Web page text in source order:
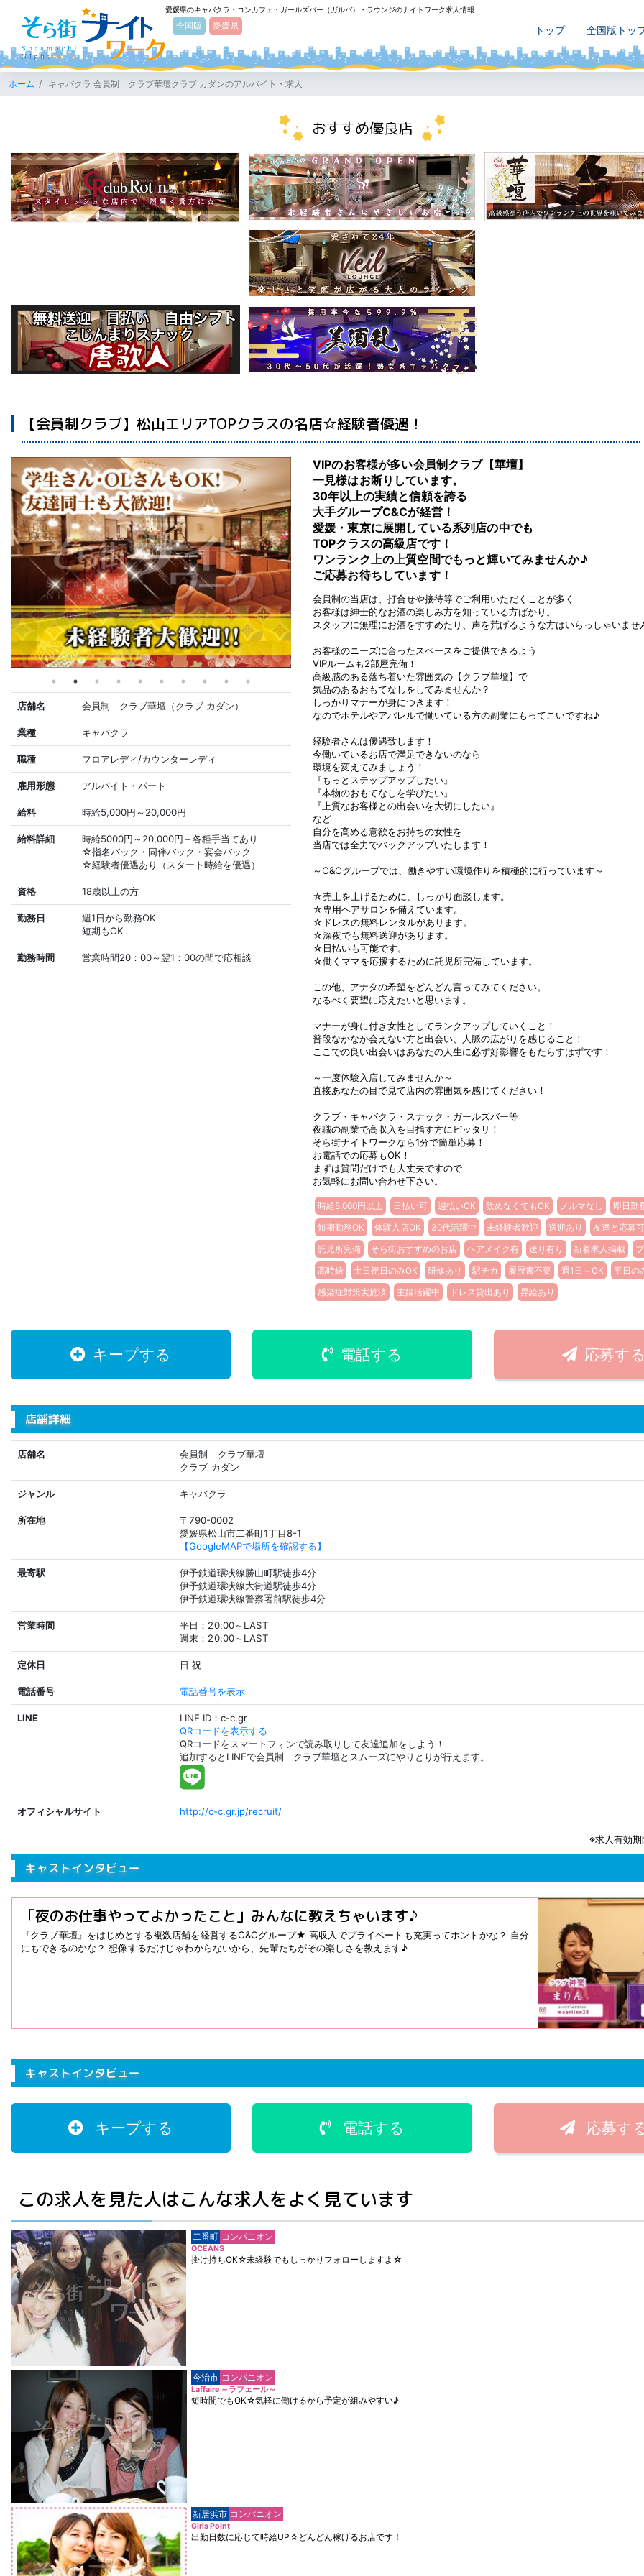
そら街ナイトワーク
愛媛県のキャバクラ・コンカフェ・ガールズバー（ガルバ）・ラウンジのナイトワーク求人情報
全国版 愛媛県 トップ 全国版トッ
ホーム キャバクラ 会員制 クラブ華壇クラブ カダンのアルバイト・求人
おすすめ優良店
【会員制クラブ】松山エリアTOPクラスの名店☆経験者優遇！
店舗名 会員制 クラブ華壇（クラブ カダン）
業種 キャバクラ
職種 フロアレディ/カウンターレディ
雇用形態 アルバイト・パート
給料 時給5,000円～20,000円
給料詳細
時給5000円～20,000円＋各種手当てあり
☆指名バック・同伴バック・宴会バック
☆経験者優遇あり（スタート時給を優遇）
資格 18歳以上の方
勤務日
週1日から勤務OK
短期もOK
勤務時間 営業時間20：00～翌1：00の間で応相談
VIPのお客様が多い会員制クラブ【華壇】
一見様はお断りしています。
30年以上の実績と信頼を誇る
大手グループC&Cが経営！
愛媛・東京に展開している系列店の中でも
TOPクラスの高級店です！
ワンランク上の上質空間でもっと輝いてみませんか♪
ご応募お待ちしています！
会員制の当店は、打合せや接待等でご利用いただくことが多く
お客様は紳士的なお酒の楽しみ方を知っている方ばかり。
スタッフに無理にお酒をすすめたり、声を荒げるような方はいらっしゃいませ
お客様のニーズに合ったスペースをご提供できるよう
VIPルームも2部屋完備！
高級感のある落ち着いた雰囲気の【クラブ華壇】で
気品のあるおもてなしをしてみませんか？
しっかりマナーが身につきます！
なのでホテルやアパレルで働いている方の副業にもってこいですね♪
経験者さんは優遇致します！
今働いているお店で満足できないのなら
環境を変えてみましょう！
『もっとステップアップしたい』
『本物のおもてなしを学びたい』
『上質なお客様との出会いを大切にしたい』
など
自分を高める意欲をお持ちの女性を
当店では全力でバックアップいたします！
～C&Cグループでは、働きやすい環境作りを積極的に行っています～
☆売上を上げるために、しっかり面談します。
☆専用ヘアサロンを備えています。
☆ドレスの無料レンタルがあります。
☆深夜でも無料送迎があります。
☆日払いも可能です。
☆働くママを応援するために託児所完備しています。
この他、アナタの希望をどんどん言ってみてください。
なるべく要望に応えたいと思います。
マナーが身に付き女性としてランクアップしていくこと！
普段なかなか会えない方と出会い、人脈の広がりを感じること！
ここでの良い出会いはあなたの人生に必ず好影響をもたらすはずです！
～一度体験入店してみませんか～
直接あなたの目で見て店内の雰囲気を感じてください！
クラブ・キャバクラ・スナック・ガールズバー等
夜職の副業で高収入を目指す方にピッタリ！
そら街ナイトワークなら1分で簡単応募！
お電話での応募もOK！
まずは質問だけでも大丈夫ですので
お気軽にお問い合わせ下さい。
時給5,000円以上 日払い可 週払いOK 飲めなくてもOK ノルマなし
即日勤
短期勤務OK
体験入店OK 30代活躍中 未経験者歓迎 送迎あり
友達と応募可
託児所完備
そら街おすすめのお店 ヘアメイク有 送り有り 新着求人掲載
高時給
土日祝日のみOK 研修あり 駅チカ 履歴書不要 週1日～OK
平日の
感染症対策実施済
主婦活躍中 ドレス貸出あり 昇給あり
キープする 電話する 応募す
店舗詳細
店舗名
会員制 クラブ華壇
クラブ カダン
ジャンル キャバクラ
所在地
〒790-0002
愛媛県松山市二番町1丁目8-1
【GoogleMAPで場所を確認する】
最寄駅
伊予鉄道環状線勝山町駅徒歩4分
伊予鉄道環状線大街道駅徒歩4分
伊予鉄道環状線警察署前駅徒歩4分
営業時間
平日：20:00～LAST
週末：20:00～LAST
定休日 日 祝
電話番号 電話番号を表示
LINE
LINE ID：c-c.gr
QRコードを表示する
QRコードをスマートフォンで読み取りして友達追加をしよう！
追加するとLINEで会員制 クラブ華壇とスムーズにやりとりが行えます。
オフィシャルサイト http://c-c.gr.jp/recruit/
※求人有効
キャストインタビュー
「夜のお仕事やってよかったこと」みんなに教えちゃいます♪
『クラブ華壇』をはじめとする複数店舗を経営するC&Cグループ★ 高収入でプライベートも充実ってホントかな？ 自分
にもできるのかな？ 想像するだけじゃわからないから、先輩たちがその楽しさを教えます♪
キャストインタビュー
キープする 電話する 応募す
この求人を見た人はこんな求人をよく見ています
二番町 コンパニオン
OCEANS
掛け持ちOK☆未経験でもしっかりフォローしますよ☆
今治市 コンパニオン
Laffaire ～ラフェール～
短時間でもOK☆気軽に働けるから予定が組みやすい♪
新居浜市 コンパニオン
Girls Point
出勤日数に応じて時給UP☆どんどん稼げるお店です！